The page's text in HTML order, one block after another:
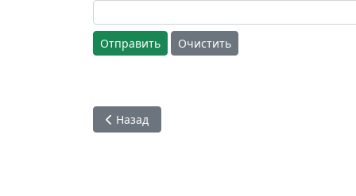
Отправить Очистить
Предыдущий: Первые большие Божества в
Назад